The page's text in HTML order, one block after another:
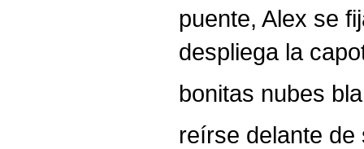
puente, Alex se
despliega la
bonitas nubes
reírse delante